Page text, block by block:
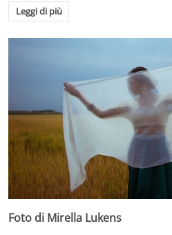
Leggi di più
Foto di Mirella Lukens